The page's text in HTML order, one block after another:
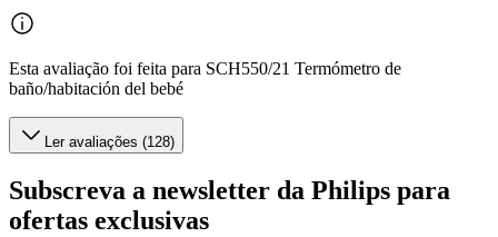
Esta avaliação foi feita para SCH550/21 Termómetro de
baño/habitación del bebé
Ler avaliações (128)
Subscreva a newsletter da Philips para
ofertas exclusivas